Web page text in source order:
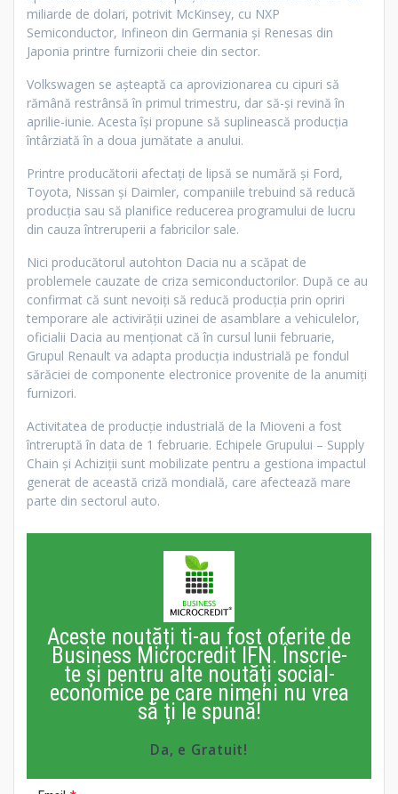
miliarde de dolari, potrivit McKinsey, cu NXP
Semiconductor, Infineon din Germania și Renesas din
Japonia printre furnizorii cheie din sector.
Volkswagen se așteaptă ca aprovizionarea cu cipuri să
rămână restrânsă în primul trimestru, dar să-și revină în
aprilie-iunie. Acesta își propune să suplinească producția
întârziată în a doua jumătate a anului.
Printre producătorii afectați de lipsă se numără și Ford,
Toyota, Nissan și Daimler, companiile trebuind să reducă
producția sau să planifice reducerea programului de lucru
din cauza întreruperii a fabricilor sale.
Nici producătorul autohton Dacia nu a scăpat de
problemele cauzate de criza semiconductorilor. După ce au
confirmat că sunt nevoiți să reducă producția prin opriri
temporare ale activirății uzinei de asamblare a vehiculelor,
oficialii Dacia au menționat că în cursul lunii februarie,
Grupul Renault va adapta producția industrială pe fondul
sărăciei de componente electronice provenite de la anumiți
furnizori.
Activitatea de producție industrială de la Mioveni a fost
întreruptă în data de 1 februarie. Echipele Grupului – Supply
Chain și Achiziții sunt mobilizate pentru a gestiona impactul
generat de această criză mondială, care afectează mare
parte din sectorul auto.
Aceste noutăți ti-au fost oferite de
Business Microcredit IFN. Înscrie-
te și pentru alte noutăți social-
economice pe care nimeni nu vrea
să ți le spună!
Da, e Gratuit!